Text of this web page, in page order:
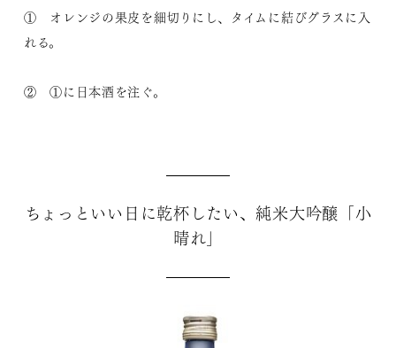
① オレンジの果皮を細切りにし、タイムに結びグラスに入
れる。
② ①に日本酒を注ぐ。
ちょっといい日に乾杯したい、純米大吟醸「小
晴れ」